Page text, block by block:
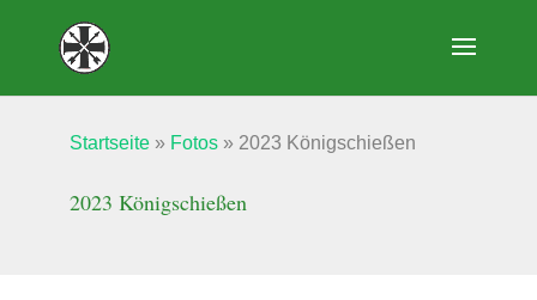
Startseite » Fotos » 2023 Königschießen
2023 Königschießen